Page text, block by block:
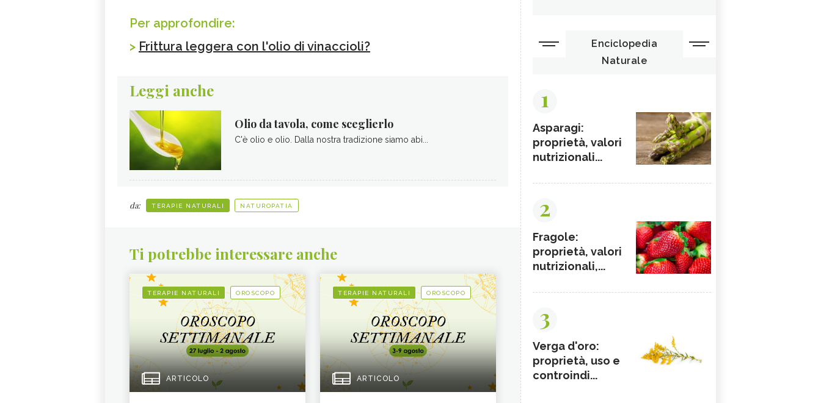
Per approfondire:
> Frittura leggera con l'olio di vinaccioli?
Leggi anche
Olio da tavola, come sceglierlo
C'è olio e olio. Dalla nostra tradizione siamo abi...
da: TERAPIE NATURALI NATUROPATIA
Ti potrebbe interessare anche
TERAPIE NATURALI OROSCOPO
ARTICOLO
TERAPIE NATURALI OROSCOPO
ARTICOLO
Enciclopedia
Naturale
1
Asparagi:
proprietà, valori
nutrizionali...
2
Fragole:
proprietà, valori
nutrizionali,...
3
Verga d'oro:
proprietà, uso e
controindi...